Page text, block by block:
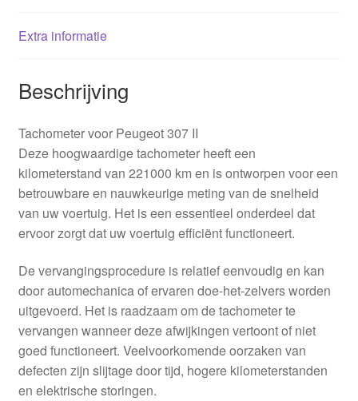
Extra informatie
Beschrijving
Tachometer voor Peugeot 307 II
Deze hoogwaardige tachometer heeft een
kilometerstand van 221000 km en is ontworpen voor een
betrouwbare en nauwkeurige meting van de snelheid
van uw voertuig. Het is een essentieel onderdeel dat
ervoor zorgt dat uw voertuig efficiënt functioneert.
De vervangingsprocedure is relatief eenvoudig en kan
door automechanica of ervaren doe-het-zelvers worden
uitgevoerd. Het is raadzaam om de tachometer te
vervangen wanneer deze afwijkingen vertoont of niet
goed functioneert. Veelvoorkomende oorzaken van
defecten zijn slijtage door tijd, hogere kilometerstanden
en elektrische storingen.